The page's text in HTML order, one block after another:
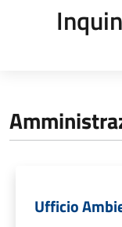
Ufficio